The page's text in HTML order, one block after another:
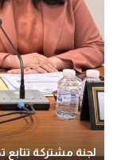
لجنة مشتركة تتابع